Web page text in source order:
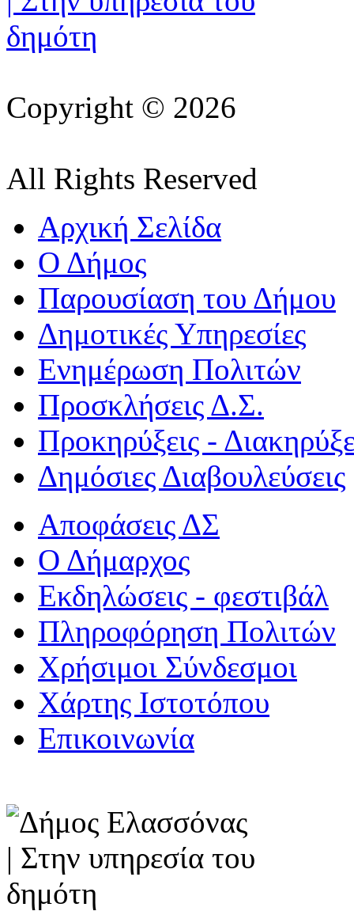
Copyright © 2026
All Rights Reserved
Αρχική Σελίδα
Ο Δήμος
Παρουσίαση του Δήμου
Δημοτικές Υπηρεσίες
Ενημέρωση Πολιτών
Προσκλήσεις Δ.Σ.
Προκηρύξεις -
Δημόσιες Διαβουλεύσεις
Αποφάσεις ΔΣ
Ο Δήμαρχος
Εκδηλώσεις - φεστιβάλ
Πληροφόρηση Πολιτών
Χρήσιμοι Σύνδεσμοι
Χάρτης Ιστοτόπου
Επικοινωνία